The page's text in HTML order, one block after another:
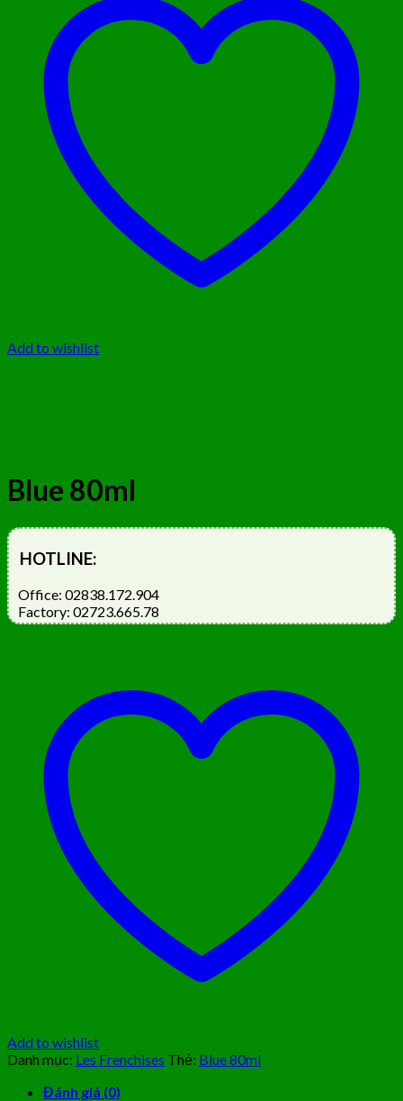
Add to wishlist
Blue 80ml
HOTLINE:
Office: 02838.172.904
Factory: 02723.665.78
Add to wishlist
Danh mục: Les Frenchises Thẻ: Blue 80ml
Đánh giá (0)